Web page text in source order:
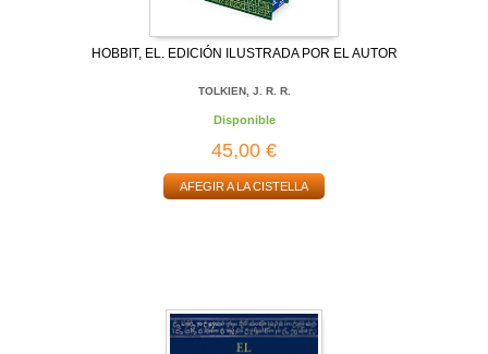
HOBBIT, EL. EDICIÓN ILUSTRADA POR EL AUTOR
TOLKIEN, J. R. R.
Disponible
45,00 €
AFEGIR A LA CISTELLA